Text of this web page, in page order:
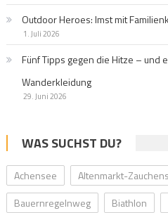
Outdoor Heroes: Imst mit
1. Juli 2026
Fünf Tipps gegen die Hitze – und
Wanderkleidung
29. Juni 2026
WAS SUCHST DU?
Achensee Altenmarkt-
Bauernregelnweg
Biathlon